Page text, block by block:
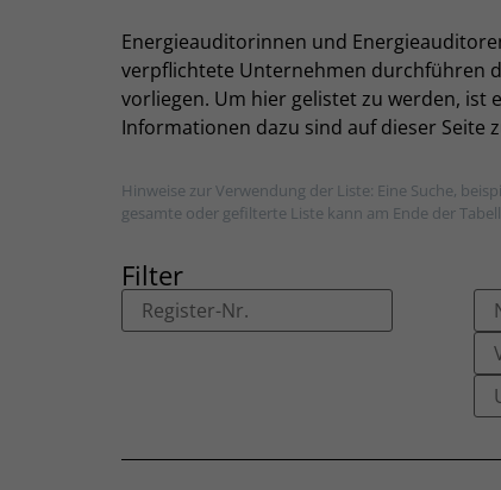
Energieauditorinnen und
verpflichtete Unternehmen durchführen
vorliegen. Um hier gelistet zu werden, ist
Informationen dazu sind auf dieser Seite
Hinweise zur Verwendung der Liste: Eine Suche,
gesamte oder gefilterte Liste kann am Ende der
Filter